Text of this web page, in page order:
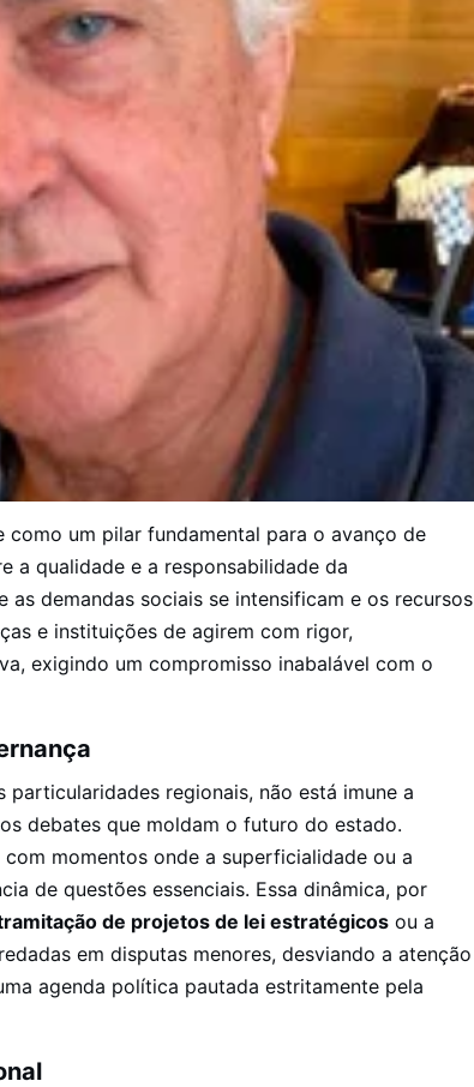
como um pilar fundamental para o avanço de
a qualidade e a responsabilidade da
demandas sociais se intensificam e os recursos
e instituições de agirem com rigor,
exigindo um compromisso inabalável com o
regionais, não está imune a
debates que moldam o futuro do estado.
momentos onde a superficialidade ou a
de questões essenciais. Essa dinâmica, por
de projetos de lei estratégicos ou a
em disputas menores, desviando a atenção
agenda política pautada estritamente pela